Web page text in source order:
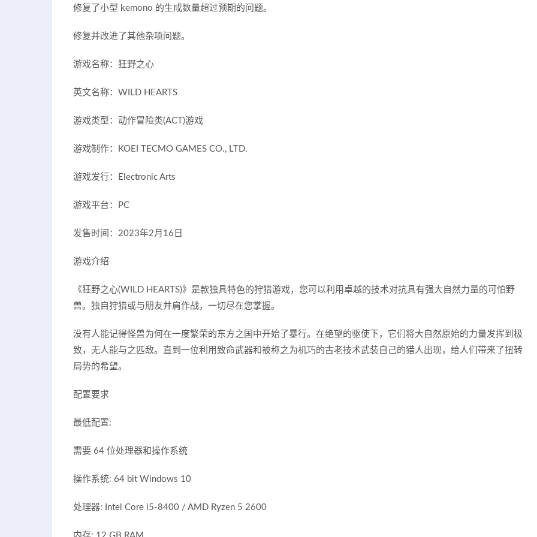
修复了小型 kemono 的生成数量超过预期的问题。
修复并改进了其他杂项问题。
游戏名称：狂野之心
英文名称：WILD HEARTS
游戏类型：动作冒险类(ACT)游戏
游戏制作：KOEI TECMO GAMES CO., LTD.
游戏发行：Electronic Arts
游戏平台：PC
发售时间：2023年2月16日
游戏介绍
《狂野之心(WILD HEARTS)》是款独具特色的狩猎游戏，您可以利用卓越的技术对抗具有强大自然力量的可怕野
兽。独自狩猎或与朋友并肩作战，一切尽在您掌握。
没有人能记得怪兽为何在一度繁荣的东方之国中开始了暴行。在绝望的驱使下，它们将大自然原始的力量发挥到极
致，无人能与之匹敌。直到一位利用致命武器和被称之为机巧的古老技术武装自己的猎人出现，给人们带来了扭转
局势的希望。
配置要求
最低配置:
需要 64 位处理器和操作系统
操作系统: 64 bit Windows 10
处理器: Intel Core i5-8400 / AMD Ryzen 5 2600